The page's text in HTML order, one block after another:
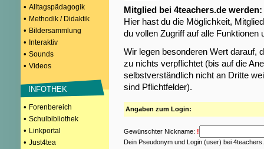
• Alltagspädagogik
• Methodik / Didaktik
• Bildersammlung
• Interaktiv
• Sounds
• Videos
INFOTHEK
• Forenbereich
• Schulbibliothek
• Linkportal
• Just4tea
Mitglied bei 4teachers.de werden:
Hier hast du die Möglichkeit,
du vollen Zugriff auf alle Funktionen
Wir legen besonderen Wert darauf,
zu nichts verpflichtet (bis auf die
selbstverständlich nicht an Dritte
sind Pflichtfelder).
Angaben zum Login:
Gewünschter Nickname: !
Dein Pseudonym und Login (user) bei